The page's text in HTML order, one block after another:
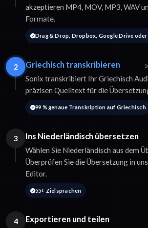
akzeptieren MP4, MOV, MP3, WAV
Formate.
Drag & Drop, Dropbox, Google Drive oder
2 Griechisch transkribieren
Sonix transkribiert Ihr Griechisch
präzisen Quelltext für die
99 % genaue Transkription auf Griechisch
3 Ins Niederländisch übersetzen
Wählen Sie Niederländisch aus dem
Überprüfen Sie die Übersetzung in
Editor.
55+ Zielsprachen
4 Exportieren und teilen